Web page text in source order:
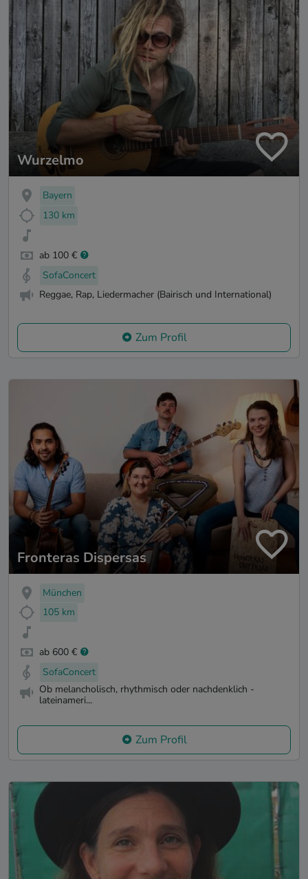
Wurzelmo
Bayern
130 km
ab 100 €
SofaConcert
Reggae, Rap, Liedermacher (Bairisch und International)
Zum Profil
Fronteras Dispersas
München
105 km
ab 600 €
SofaConcert
Ob melancholisch, rhythmisch oder nachdenklich -
lateinameri...
Zum Profil